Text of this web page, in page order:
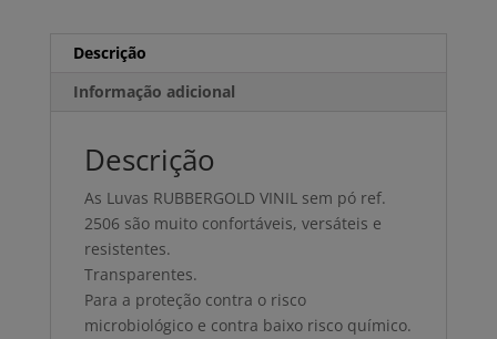
Descrição
Informação adicional
Descrição
As Luvas RUBBERGOLD VINIL sem pó ref.
2506 são muito confortáveis, versáteis e
resistentes.
Transparentes.
Para a proteção contra o risco
microbiológico e contra baixo risco químico.